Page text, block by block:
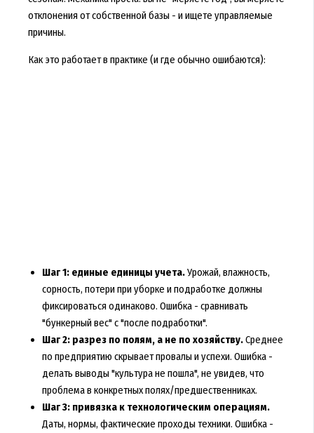
отклонения от собственной базы - и ищете управляемые
причины.
Как это работает в практике (и где обычно ошибаются):
Шаг 1: единые единицы учета.Урожай, влажность,
сорность, потери при уборке и подработке должны
фиксироваться одинаково. Ошибка - сравнивать
"бункерный вес" с "после подработки".
Шаг 2: разрез по полям, а не по хозяйству.Среднее
по предприятию скрывает провалы и успехи. Ошибка -
делать выводы "культура не пошла", не увидев, что
проблема в конкретных полях/предшественниках.
Шаг 3: привязка к технологическим операциям.
Даты, нормы, фактические проходы техники. Ошибка -